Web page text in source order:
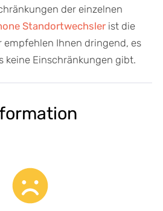
der einzelnen
Standortwechslerist die
empfehlen Ihnen dringend, es
keine Einschränkungen gibt.